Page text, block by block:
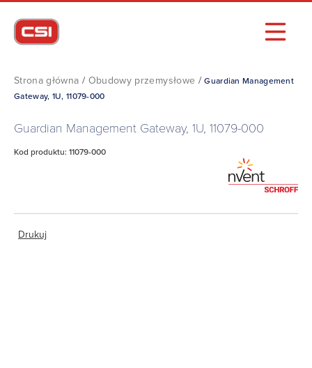
Strona główna / Obudowy przemysłowe /Guardian Management
Gateway, 1U, 11079-000
Guardian Management Gateway, 1U, 11079-000
Kod produktu: 11079-000
Drukuj